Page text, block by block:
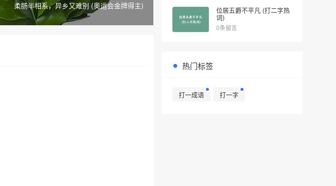
柔肠半相系，异乡又难别 (奥运会金牌得主) 位居五爵不平凡 (打二字热
词)
0条留言
热门标签
打一成语 打一字